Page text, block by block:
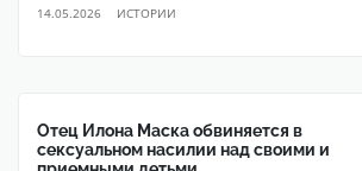
14.05.2026 ИСТОРИИ
Отец Илона Маска обвиняется в
сексуальном насилии над своими и